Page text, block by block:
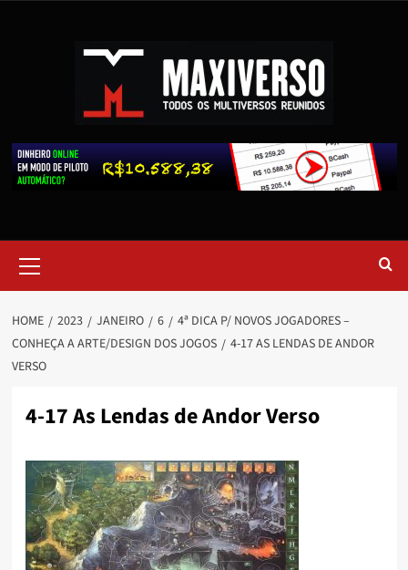
HOME 2023 JANEIRO 6
4ª DICA P/ NOVOS JOGADORES –
CONHEÇA A ARTE/DESIGN DOS JOGOS
4-17 AS LENDAS DE ANDOR
VERSO
4-17 As Lendas de Andor Verso